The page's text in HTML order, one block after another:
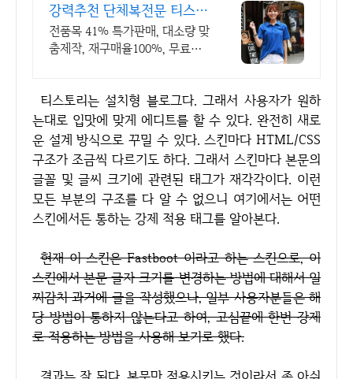
강력추천 단체복전문 티스토
리 전품목 41% 특가세일
전품목 41% 특가판매, 대소량 맞
춤제작, 재구매율100%, 무료디
티스토리는 설치형 블로그다. 그래서 사용자가 원하
는대로 입맛에 맞게 에디트를 할 수 있다. 완전히 새로
운 설계 방식으로 꾸밀 수 있다. 스킨마다 HTML/CSS
구조가 조금씩 다르기도 하다. 그래서 스킨마다 본문의
글꼴 및 글씨 크기에 관련된 태그가 재각각이다. 이런
모든 부분의 구조를 다 알 수 없으니 여기에서는 어떤
스킨에서든 통하는 강제 적용 태그를 알아본다.
현재 이 스킨은 Fastboot 이라고 하는 스킨으로, 이
스킨에서 본문 글자 크기를 변경하는 방법에 대해서 일
찌감치 과거에 글을 작성했으나, 일부 사용자분들은 해
당 방법이 통하지 않는다고 하여, 고심끝에 한번 강제
로 적용하는 방법을 사용해 보기로 했다.